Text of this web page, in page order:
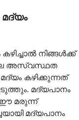
നിങ്ങൾക്ക്
അസ്വസ്ഥത
കഴിക്കുന്നത്
മദ്യപാനം
ഈ മരുന്ന്
മദ്യപാനം